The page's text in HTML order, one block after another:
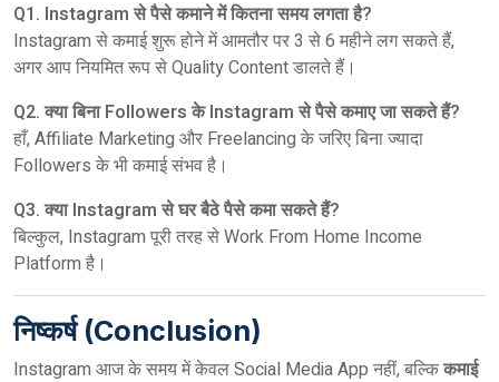
Q1. Instagram से पैसे कमाने में कितना समय लगता है?
Instagram से कमाई शुरू होने में आमतौर पर 3 से 6 महीने लग सकते हैं,
अगर आप नियमित रूप से Quality Content डालते हैं।
Q2. क्या बिना Followers के Instagram से पैसे कमाए जा सकते हैं?
हाँ, Affiliate Marketing और Freelancing के जरिए बिना ज्यादा
Followers के भी कमाई संभव है।
Q3. क्या Instagram से घर बैठे पैसे कमा सकते हैं?
बिल्कुल, Instagram पूरी तरह से Work From Home Income
Platform है।
निष्कर्ष (Conclusion)
Instagram आज के समय में केवल Social Media App नहीं, बल्किकमाई